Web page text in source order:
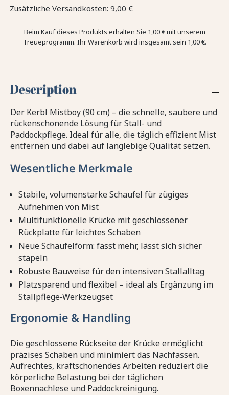
Zusätzliche Versandkosten: 9,00 €
Beim Kauf dieses Produkts erhalten Sie 1,00 €mit unserem
Treueprogramm. Ihr Warenkorb wird insgesamt sein 1,00 €.
Description
Der Kerbl Mistboy (90 cm) – die schnelle, saubere und
rückenschonende Lösung für Stall- und
Paddockpflege. Ideal für alle, die täglich effizient Mist
entfernen und dabei auf langlebige Qualität setzen.
Wesentliche Merkmale
Stabile, volumenstarke Schaufel für zügiges
Aufnehmen von Mist
Multifunktionelle Krücke mit geschlossener
Rückplatte für leichtes Schaben
Neue Schaufelform: fasst mehr, lässt sich sicher
stapeln
Robuste Bauweise für den intensiven Stallalltag
Platzsparend und flexibel – ideal als Ergänzung im
Stallpflege‑Werkzeugset
Ergonomie & Handling
Die geschlossene Rückseite der Krücke ermöglicht
präzises Schaben und minimiert das Nachfassen.
Aufrechtes, kraftschonendes Arbeiten reduziert die
körperliche Belastung bei der täglichen
Boxennachlese und Paddockreinigung.